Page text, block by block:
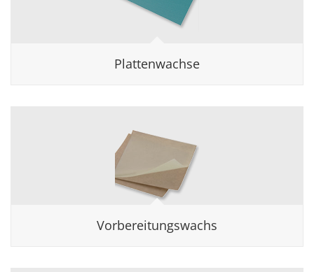
Plattenwachse
Vorbereitungswachs